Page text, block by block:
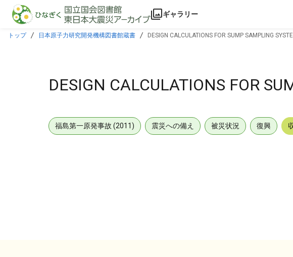
本文に飛ぶ
ギャラリー
トップ 日本原子力研究開発機構図書館蔵書 DESIGN CALCULATIONS FOR SUMP SAMPLING
DESIGN CALCULATIONS FOR
福島第一原発事故 (2011) 震災への備え 被災状況 復興